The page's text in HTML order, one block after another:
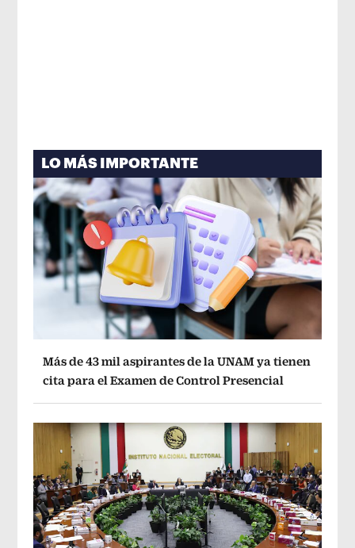
LO MÁS IMPORTANTE
Más de 43 mil aspirantes de la UNAM ya tienen
cita para el Examen de Control Presencial